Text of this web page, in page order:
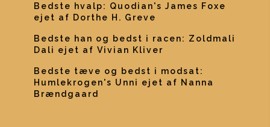
Bedste hvalp: Quodian's James Foxe
ejet af Dorthe H. Greve
Bedste han og bedst i racen: Zoldmali
Dali ejet af Vivian Kliver
Bedste tæve og bedst i modsat:
Humlekrogen's Unni ejet af Nanna
Brændgaard